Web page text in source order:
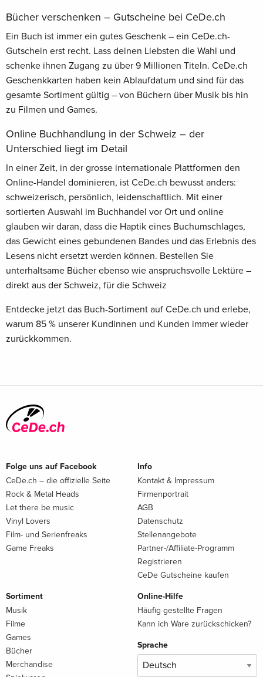
Bücher verschenken – Gutscheine bei CeDe.ch
Ein Buch ist immer ein gutes Geschenk – ein CeDe.ch-
Gutschein erst recht. Lass deinen Liebsten die Wahl und
schenke ihnen Zugang zu über 9 Millionen Titeln. CeDe.ch
Geschenkkarten haben kein Ablaufdatum und sind für das
gesamte Sortiment gültig – von Büchern über Musik bis hin
zu Filmen und Games.
Online Buchhandlung in der Schweiz – der
Unterschied liegt im Detail
In einer Zeit, in der grosse internationale Plattformen den
Online-Handel dominieren, ist CeDe.ch bewusst anders:
schweizerisch, persönlich, leidenschaftlich. Mit einer
sortierten Auswahl im Buchhandel vor Ort und online
glauben wir daran, dass die Haptik eines Buchumschlages,
das Gewicht eines gebundenen Bandes und das Erlebnis des
Lesens nicht ersetzt werden können. Bestellen Sie
unterhaltsame Bücher ebenso wie anspruchsvolle Lektüre –
direkt aus der Schweiz, für die Schweiz
Entdecke jetzt das Buch-Sortiment auf CeDe.ch und erlebe,
warum 85 % unserer Kundinnen und Kunden immer wieder
zurückkommen.
Folge uns auf Facebook
CeDe.ch – die offizielle Seite
Rock & Metal Heads
Let there be music
Vinyl Lovers
Film- und Serienfreaks
Game Freaks
Info
Kontakt & Impressum
Firmenportrait
AGB
Datenschutz
Stellenangebote
Partner-/Affiliate-Programm
Registrieren
CeDe Gutscheine kaufen
Sortiment
Musik
Filme
Games
Bücher
Merchandise
Online-Hilfe
Häufig gestellte Fragen
Kann ich Ware zurückschicken?
Sprache